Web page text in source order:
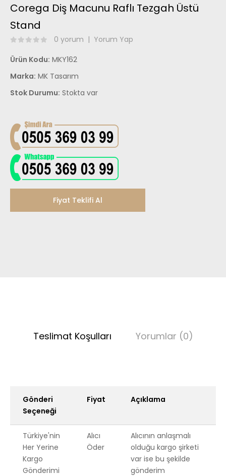
Corega Diş Macunu Raflı Tezgah Üstü
Stand
0 yorum | Yorum Yap
Ürün Kodu: MKY162
Marka: MK Tasarım
Stok Durumu: Stokta var
Fiyat Teklifi Al
Teslimat Koşulları Yorumlar (0)
Gönderi
Seçeneği
Fiyat Açıklama
Türkiye'nin
Her Yerine
Kargo
Gönderimi
Alıcı
Öder
Alıcının anlaşmalı
olduğu kargo şirketi
var ise bu şekilde
gönderim